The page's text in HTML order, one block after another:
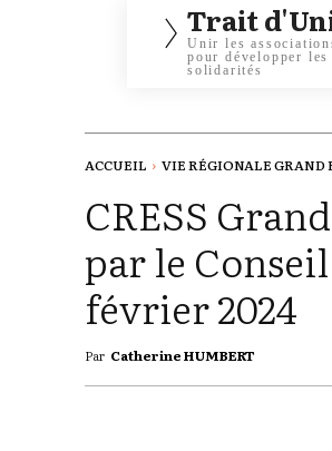
Trait
Unir les
pour développer les
solidarités
ACCUEIL VIE RÉGIONALE GRAND
CRESS
par le
février 2024
Par Catherine HUMBERT